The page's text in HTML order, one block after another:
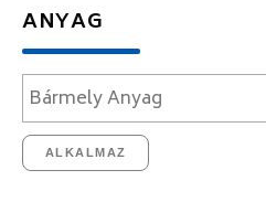
ANYAG
ALKALMAZ